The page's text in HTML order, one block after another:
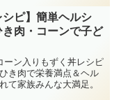
シピ】簡単ヘルシ
肉・コーンで子ど
ーン入りもずく丼レシピ
き肉で栄養満点＆ヘル
て家族みんな大満足。